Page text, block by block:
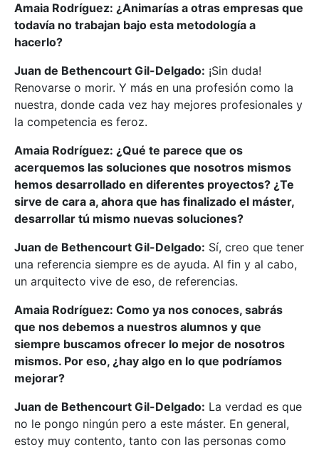
Amaia Rodríguez: ¿Animarías a otras empresas que
todavía no trabajan bajo esta metodología a
hacerlo?
Juan de Bethencourt Gil-Delgado: ¡Sin duda!
Renovarse o morir. Y más en una profesión como la
nuestra, donde cada vez hay mejores profesionales y
la competencia es feroz.
Amaia Rodríguez: ¿Qué te parece que os
acerquemos las soluciones que nosotros mismos
hemos desarrollado en diferentes proyectos? ¿Te
sirve de cara a, ahora que has finalizado el máster,
desarrollar tú mismo nuevas soluciones?
Juan de Bethencourt Gil-Delgado: Sí, creo que tener
una referencia siempre es de ayuda. Al fin y al cabo,
un arquitecto vive de eso, de referencias.
Amaia Rodríguez: Como ya nos conoces, sabrás
que nos debemos a nuestros alumnos y que
siempre buscamos ofrecer lo mejor de nosotros
mismos. Por eso, ¿hay algo en lo que podríamos
mejorar?
Juan de Bethencourt Gil-Delgado: La verdad es que
no le pongo ningún pero a este máster. En general,
estoy muy contento, tanto con las personas como